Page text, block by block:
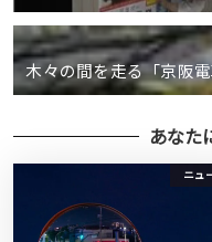
木々の間を走る「京阪
あなた
ニュ